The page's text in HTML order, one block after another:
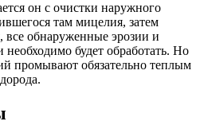
он с очистки наружного
там мицелия, затем
все обнаруженные эрозии и
будет обработать. Но
промывают обязательно теплым